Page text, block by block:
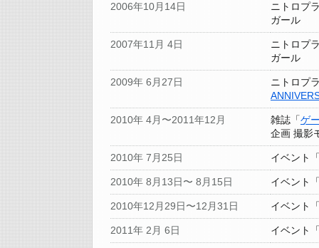
2006年10月14日
ニトロプ
ガール
2007年11月 4日
ニトロプ
ガール
2009年 6月27日
ニトロプ
2010年 4月〜2011年12月 雑誌「ゲ
企画 撮影
2010年 7月25日 イベント
2010年 8月13日〜 8月15日 イベント
2010年12月29日〜12月31日 イベント
2011年 2月 6日 イベント